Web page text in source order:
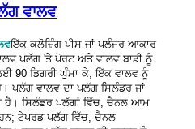
ਵਾਲਵ
ਇੱਕ ਕਲੋਜ਼ਿੰਗ ਪੀਸ ਜਾਂ ਪਲੰਜਰ ਆਕਾਰ
ਪਲੱਗ 'ਤੇ ਪੋਰਟ ਅਤੇ ਵਾਲਵ ਬਾਡੀ ਨੂੰ
90 ਡਿਗਰੀ ਘੁੰਮਾ ਕੇ, ਇੱਕ ਵਾਲਵ ਨੂੰ
ਪਲੱਗ ਵਾਲਵ ਦਾ ਪਲੱਗ ਸਿਲੰਡਰ ਜਾਂ
ਹੈ। ਸਿਲੰਡਰ ਪਲੱਗਾਂ ਵਿੱਚ, ਚੈਨਲ ਆਮ
ਟੇਪਰਡ ਪਲੱਗ ਵਿੱਚ, ਚੈਨਲ